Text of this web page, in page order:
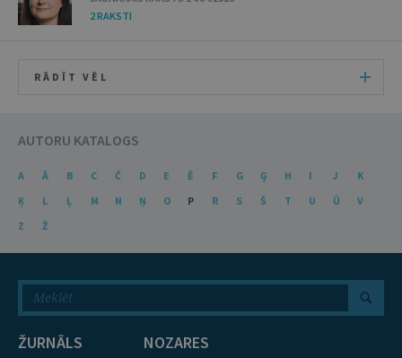
2 RAKSTI
RĀDĪT VĒL
AUTORU KATALOGS
A Ā B C Č D E Ē F G Ģ H I J
K
Ķ
L Ļ M N Ņ O P R S Š T U Ū
V
Z
Ž
ŽURNĀLS
NOZARES